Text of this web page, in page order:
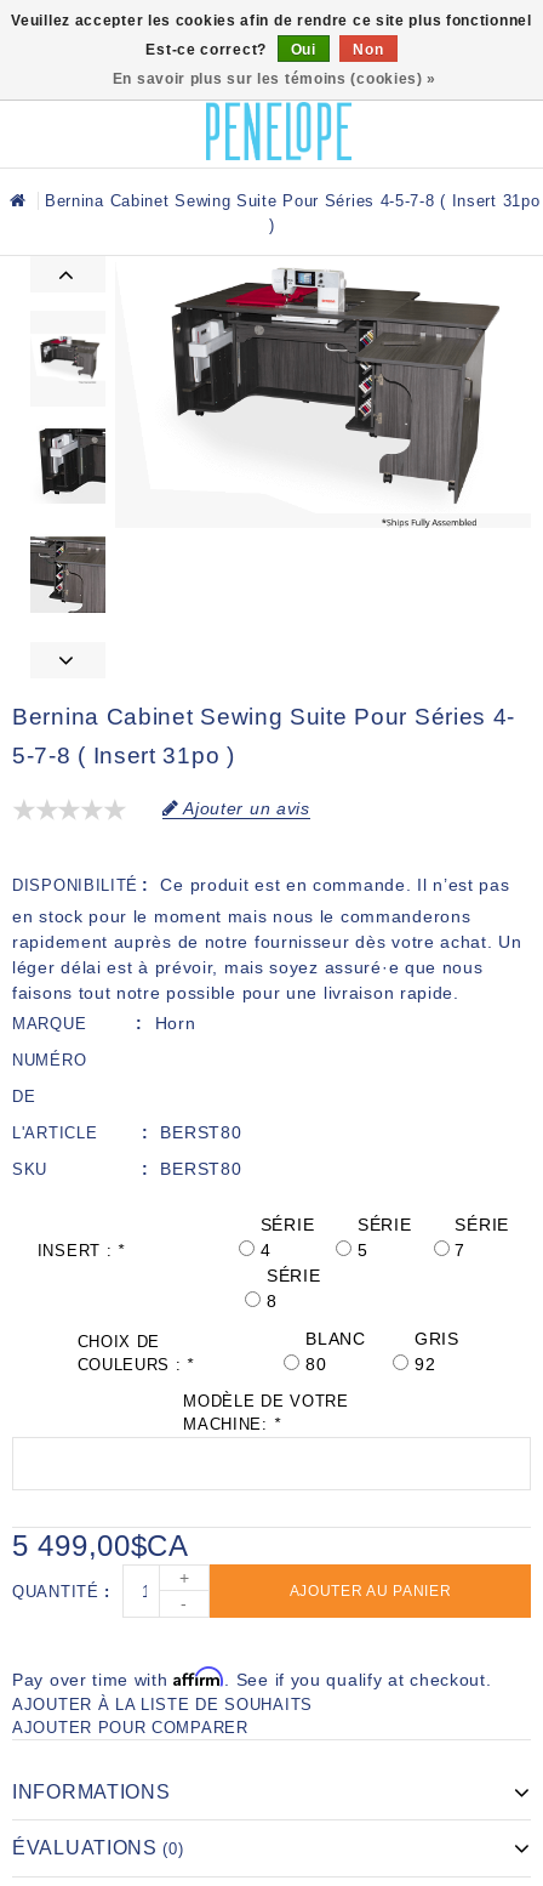
Bernina Cabinet Sewing Suite Pour Séries 4-5-7-8 ( Insert 31po
)
Bernina Cabinet Sewing Suite Pour Séries 4-
5-7-8 ( Insert 31po )
Ajouter un avis
DISPONIBILITÉ
Ce produit est en commande. Il n’est pas
en stock pour le moment mais nous le commanderons
rapidement auprès de notre fournisseur dès votre achat. Un
léger délai est à prévoir, mais soyez assuré·e que nous
faisons tout notre possible pour une livraison rapide.
MARQUE Horn
NUMÉRO
DE
L'ARTICLE
BERST80
SKU BERST80
INSERT : *
SÉRIE
4
SÉRIE
5
SÉRIE
7
SÉRIE
8
CHOIX DE
COULEURS : *
BLANC
80
GRIS
92
MODÈLE DE VOTRE
MACHINE: *
5 499,00$CA
QUANTITÉ
+
-
AJOUTER AU PANIER
Pay over time withAffirm. See if you qualify at checkout.
AJOUTER À LA LISTE DE SOUHAITS
AJOUTER POUR COMPARER
INFORMATIONS
ÉVALUATIONS(0)
Veuillez accepter les cookies afin de rendre ce site plus fonctionnel
Est-ce correct?
Oui
Non
En savoir plus sur les témoins (cookies) »